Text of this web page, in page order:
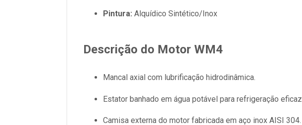
Pintura: Alquídico Sintético/Inox
Descrição do Motor WM4
Mancal axial com lubrificação hidrodinâmica.
Estator banhado em água potável para refrigeração eficaz.
Camisa externa do motor fabricada em aço inox AISI 304.